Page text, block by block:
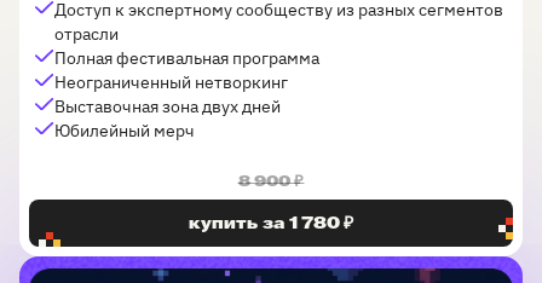
Доступ к экспертному сообществу из разных сегментов
отрасли
Полная фестивальная программа
Неограниченный нетворкинг
Выставочная зона двух дней
Юбилейный мерч
8 900 ₽
купить за 1 780 ₽